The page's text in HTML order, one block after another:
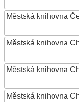
Městská knihovna
Městská knihovna
Městská knihovna
Městská knihovna